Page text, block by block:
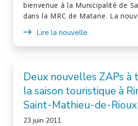
bienvenue à la Municipalité de
dans la MRC de Matane. La
Lire la nouvelle
Deux nouvelles ZAPs à
la saison touristique à
Saint-Mathieu-de-Rioux
23 juin 2011